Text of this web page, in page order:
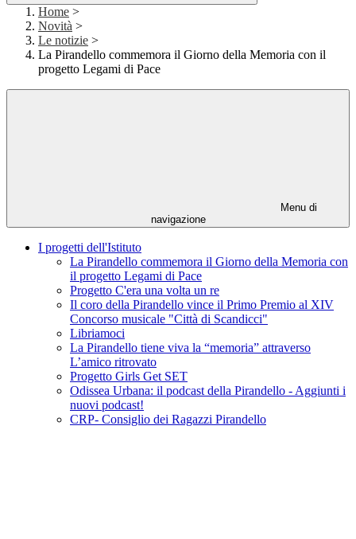
Home >
Novità >
Le notizie >
La Pirandello commemora il Giorno della Memoria con il
progetto Legami di Pace
Menu di
navigazione
I progetti dell'Istituto
La Pirandello commemora il Giorno della Memoria con
il progetto Legami di Pace
Progetto C'era una volta un re
Il coro della Pirandello vince il Primo Premio al XIV
Concorso musicale "Città di Scandicci"
Libriamoci
La Pirandello tiene viva la “memoria” attraverso
L’amico ritrovato
Progetto Girls Get SET
Odissea Urbana: il podcast della Pirandello - Aggiunti i
nuovi podcast!
CRP- Consiglio dei Ragazzi Pirandello